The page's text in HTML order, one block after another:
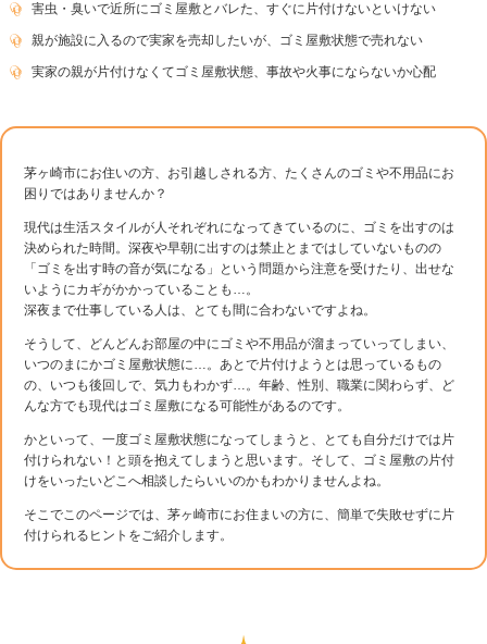
害虫・臭いで近所にゴミ屋敷とバレた、すぐに片付けないといけない
親が施設に入るので実家を売却したいが、ゴミ屋敷状態で売れない
実家の親が片付けなくてゴミ屋敷状態、事故や火事にならないか心配
茅ヶ崎市にお住いの方、お引越しされる方、たくさんのゴミや不用品にお
困りではありませんか？
現代は生活スタイルが人それぞれになってきているのに、ゴミを出すのは
決められた時間。深夜や早朝に出すのは禁止とまではしていないものの
「ゴミを出す時の音が気になる」という問題から注意を受けたり、出せな
いようにカギがかかっていることも…。
深夜まで仕事している人は、とても間に合わないですよね。
そうして、どんどんお部屋の中にゴミや不用品が溜まっていってしまい、
いつのまにかゴミ屋敷状態に…。あとで片付けようとは思っているもの
の、いつも後回しで、気力もわかず…。年齢、性別、職業に関わらず、ど
んな方でも現代はゴミ屋敷になる可能性があるのです。
かといって、一度ゴミ屋敷状態になってしまうと、とても自分だけでは片
付けられない！と頭を抱えてしまうと思います。そして、ゴミ屋敷の片付
けをいったいどこへ相談したらいいのかもわかりませんよね。
そこでこのページでは、茅ヶ崎市にお住まいの方に、簡単で失敗せずに片
付けられるヒントをご紹介します。